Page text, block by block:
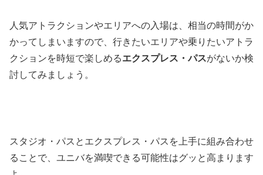
人気アトラクションやエリアへの入場は、相当の時間がか
かってしまいますので、行きたいエリアや乗りたいアトラ
クションを時短で楽しめるエクスプレス・パスがないか検
討してみましょう。
スタジオ・パスとエクスプレス・パスを上手に組み合わせ
ることで、ユニバを満喫できる可能性はグッと高まります